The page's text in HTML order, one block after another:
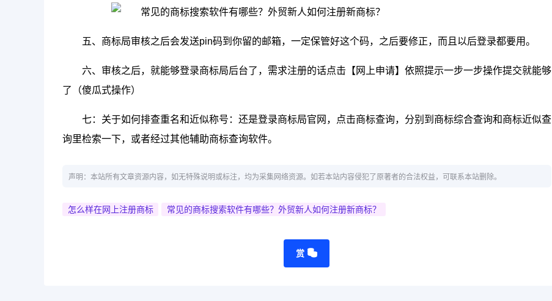
五、商标局审核之后会发送pin码到你留的邮箱，一定保管好这个码，之后要修正，而且以后登录都要用。
六、审核之后，就能够登录商标局后台了，需求注册的话点击【网上申请】依照提示一步一步操作提交就能够
了（傻瓜式操作）
七：关于如何排查重名和近似称号：还是登录商标局官网，点击商标查询，分别到商标综合查询和商标近似查
询里检索一下，或者经过其他辅助商标查询软件。
声明：本站所有文章资源内容，如无特殊说明或标注，均为采集网络资源。如若本站内容侵犯了原著者的合法权益，可联系本站删除。
怎么样在网上注册商标 常见的商标搜索软件有哪些？外贸新人如何注册新商标？
赏